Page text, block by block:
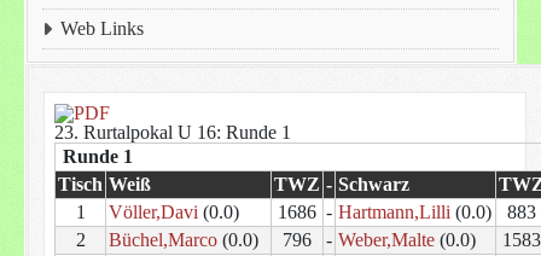
Web Links
23. Rurtalpokal U 16: Runde 1
Runde 1
Tisch Weiß TWZ - Schwarz
1
Völler,Davi (0.0) 1686 - Hartmann,Lilli (0.0)
883
2
Büchel,Marco(0.0) 796 - Weber,Malte(0.0)
1583